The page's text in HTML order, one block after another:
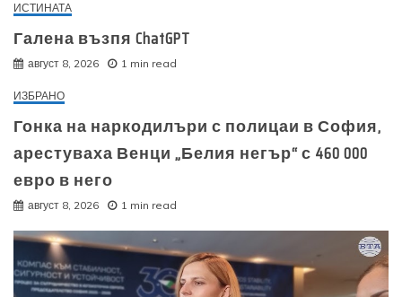
ИСТИНАТА
Галена възпя ChatGPT
август 8, 2026 1 min read
ИЗБРАНО
Гонка на наркодилъри с полицаи в София,
арестуваха Венци „Белия негър“ с 460 000
евро в него
август 8, 2026 1 min read